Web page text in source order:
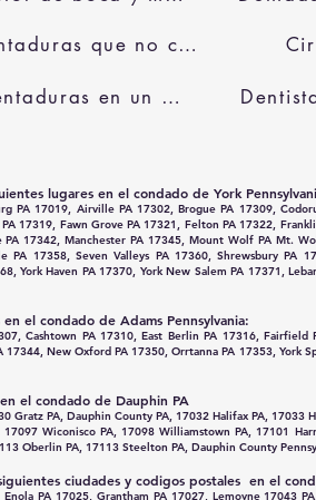
Dentaduras que no causan nauseas
Dentaduras en un día
lugares en el condado de York
PA 17019, Airville PA 17302, Brogue PA 17309,
17319, Fawn Grove PA 17321, Felton PA 17322,
17342, Manchester PA 17345, Mount Wolf PA Mt.
17358, Seven Valleys PA 17360, Shrewsbury PA
York Haven PA 17370, York New Salem PA 17371,
el condado de Adams Pennsylvania:
Cashtown PA 17310, East Berlin PA 17316, Fairfield
New Oxford PA 17350, Orrtanna PA 17353, York
el condado de Dauphin PA
PA, Dauphin County PA, 17032 Halifax PA, 17033
Wiconisco PA, 17098 Williamstown PA, 17101
Oberlin PA, 17113 Steelton PA, Dauphin County
ciudades y codigos postales en el
PA 17025, Grantham PA 17027, Lemoyne 17043